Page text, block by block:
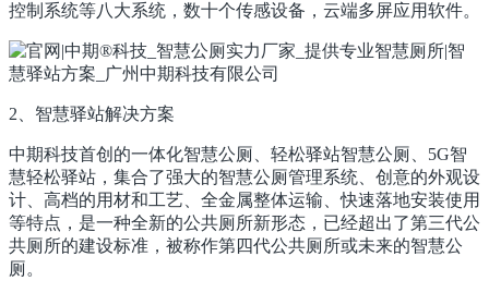
控制系统等八大系统，数十个传感设备，云端多屏应用软件。
2、智慧驿站解决方案
中期科技首创的一体化智慧公厕、轻松驿站智慧公厕、5G智
慧轻松驿站，集合了强大的智慧公厕管理系统、创意的外观设
计、高档的用材和工艺、全金属整体运输、快速落地安装使用
等特点，是一种全新的公共厕所新形态，已经超出了第三代公
共厕所的建设标准，被称作第四代公共厕所或未来的智慧公
厕。